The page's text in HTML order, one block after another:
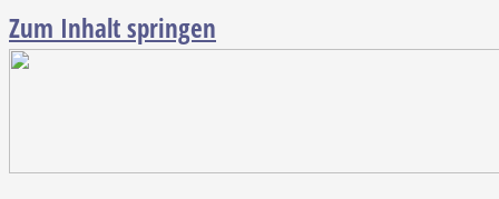
Zum Inhalt springen